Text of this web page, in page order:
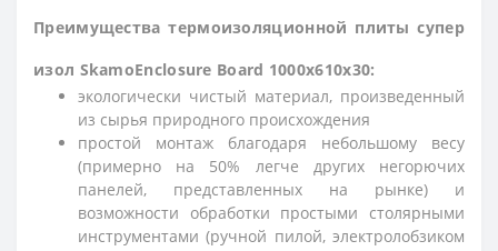
Преимущества термоизоляционной плиты супер
изол SkamoEnclosure Board 1000x610x30:
экологически чистый материал, произведенный
из сырья природного происхождения
простой монтаж благодаря небольшому весу
(примерно на 50% легче других негорючих
панелей, представленных на рынке) и
возможности обработки простыми столярными
инструментами (ручной пилой, электролобзиком